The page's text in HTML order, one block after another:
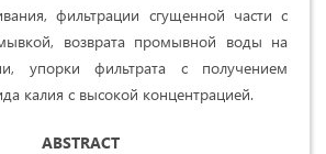
фильтрации сгущенной части с
возврата промывной воды на
упорки фильтрата с получением
калия с высокой концентрацией.
ABSTRACT